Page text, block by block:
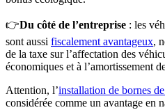
👉Du côté de l’entreprise : les
sont aussi fiscalement avantageux,
de la taxe sur l’affectation des
économiques et à l’amortissement
Attention, l’installation de bornes
considérée comme un avantage en